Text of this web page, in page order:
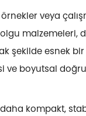
veya
malzemeleri,
şekilde esnek
ve boyutsal
kompakt,